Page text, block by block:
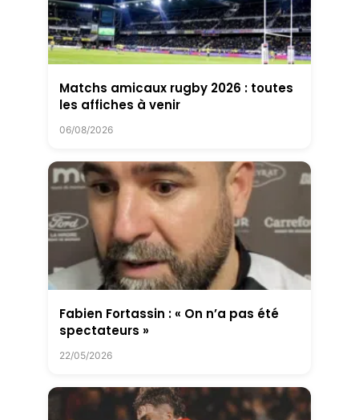
Matchs amicaux rugby 2026 : toutes
les affiches à venir
06/08/2026
Fabien Fortassin : « On n’a pas été
spectateurs »
22/05/2026